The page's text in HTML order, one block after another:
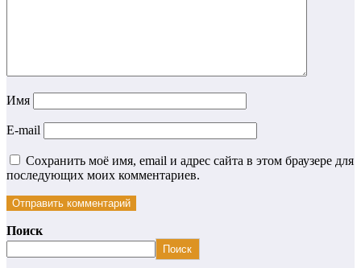
Имя
E-mail
Сохранить моё имя, email и адрес сайта в этом браузере для
последующих моих комментариев.
Поиск
Поиск